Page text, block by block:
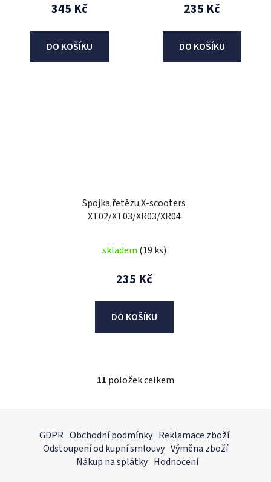
345 Kč
DO KOŠÍKU
235 Kč
DO KOŠÍKU
Spojka řetězu X-scooters
XT02/XT03/XR03/XR04
skladem (19 ks)
235 Kč
DO KOŠÍKU
O
d
a
c
11 položek celkem
GDPR Obchodní podmínky Reklamace zboží
Odstoupení od kupní smlouvy Výměna zboží
Nákup na splátky Hodnocení